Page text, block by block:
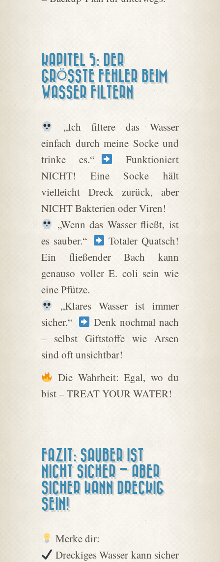
KAPITEL 5: DER
GRÖSSTE FEHLER BEIM W
ASSER FILTERN
„Ich filtere das Wasser
einfach durch meine Socke und
trinke es.“
Funktioniert
NICHT! Eine Socke hält
vielleicht Dreck zurück, aber
NICHT Bakterien oder Viren!
„Wenn das Wasser fließt, ist
es sauber.“
Totaler Quatsch!
Ein fließender Bach kann
genauso voller E. coli sein wie
eine Pfütze.
„Klares Wasser ist immer
sicher.“
Denk nochmal nach
– selbst Giftstoffe wie Arsen
sind oft unsichtbar!
Die Wahrheit: Egal, wo du
bist – TREAT YOUR WATER!
FAZIT: SAUBER IST
NICHT SICHER – ABER
SICHER KANN DRECKIG
SEIN!
Merke dir:
Dreckiges Wasser kann sicher